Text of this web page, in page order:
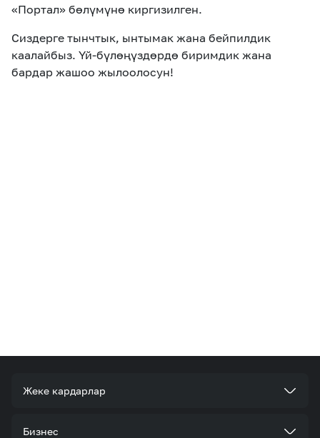
«Портал» бөлүмүнө киргизилген.
Сиздерге тынчтык, ынтымак жана бейпилдик
каалайбыз. Үй-бүлөңүздөрдө биримдик жана
бардар жашоо жылоолосун!
Жеке кардарлар
Тарифтер
Бизнес